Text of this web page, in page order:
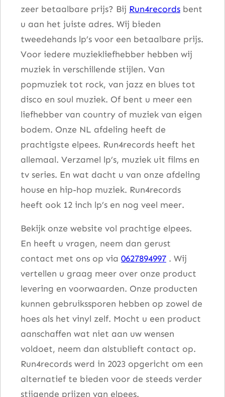
zeer betaalbare prijs? Bij Run4records bent
u aan het juiste adres. Wij bieden
tweedehands lp’s voor een betaalbare prijs.
Voor iedere muziekliefhebber hebben wij
muziek in verschillende stijlen. Van
popmuziek tot rock, van jazz en blues tot
disco en soul muziek. Of bent u meer een
liefhebber van country of muziek van eigen
bodem. Onze NL afdeling heeft de
prachtigste elpees. Run4records heeft het
allemaal. Verzamel lp’s, muziek uit films en
tv series. En wat dacht u van onze afdeling
house en hip-hop muziek. Run4records
heeft ook 12 inch lp’s en nog veel meer.
Bekijk onze website vol prachtige elpees.
En heeft u vragen, neem dan gerust
contact met ons op via 0627894997 . Wij
vertellen u graag meer over onze product
levering en voorwaarden. Onze producten
kunnen gebruikssporen hebben op zowel de
hoes als het vinyl zelf. Mocht u een product
aanschaffen wat niet aan uw wensen
voldoet, neem dan alstublieft contact op.
Run4records werd in 2023 opgericht om een
alternatief te bieden voor de steeds verder
stijgende prijzen van elpees.